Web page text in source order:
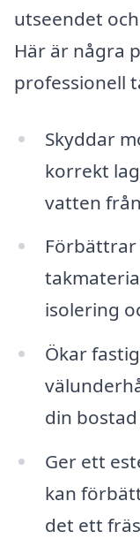
utseendet
Här är några
professionell
Skyddar
korrekt
vatten
isolering
Ökar
din
Ger ett
kan
det ett